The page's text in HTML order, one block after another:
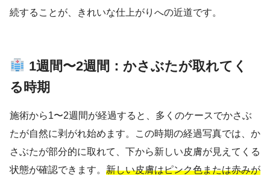
続することが、きれいな仕上がりへの近道です。
1週間〜2週間：かさぶたが取れてく
る時期
施術から1〜2週間が経過すると、多くのケースでかさぶ
たが自然に剥がれ始めます。この時期の経過写真では、か
さぶたが部分的に取れて、下から新しい皮膚が見えてくる
状態が確認できます。 新しい皮膚はピンク色または赤みが